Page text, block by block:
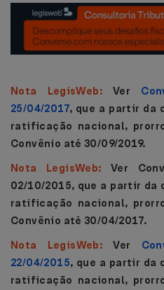
Nota LegisWeb: Ver
25/04/2017, que a partir da
ratificação nacional,
Convênio até 30/09/2019.
Nota LegisWeb:Ver
02/10/2015, que a partir da
ratificação nacional,
Convênio até 30/04/2017.
Nota LegisWeb:Ver
22/04/2015, que a partir da
ratificação nacional,